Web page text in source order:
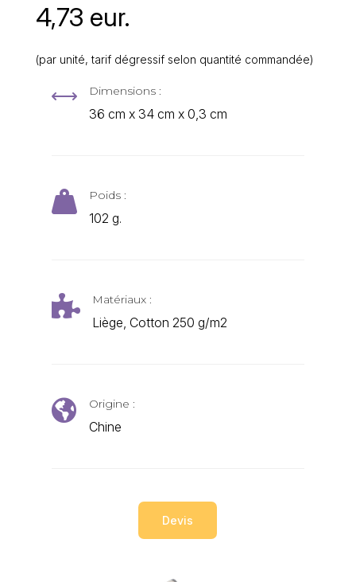
4,73 eur.
(par unité, tarif dégressif selon quantité commandée)
, Dimensions :
36 cm x 34 cm x 0,3 cm
 Poids :
102 g.
 Matériaux :
Liège, Cotton 250 g/m2
 Origine :
Chine
Devis